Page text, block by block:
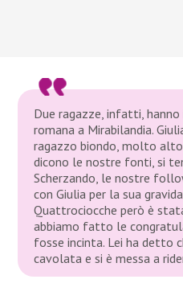
Due ragazze, infatti,
romana a Mirabilandia.
ragazzo biondo, molto
dicono le nostre fonti, si
Scherzando, le nostre
con Giulia per la sua
Quattrociocche però è
abbiamo fatto le
fosse incinta. Lei ha detto
cavolata e si è messa a